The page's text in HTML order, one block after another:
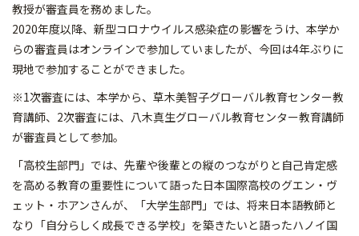
教授が審査員を務めました。
2020年度以降、新型コロナウイルス感染症の影響をうけ、本学か
らの審査員はオンラインで参加していましたが、今回は4年ぶりに
現地で参加することができました。
※1次審査には、本学から、草木美智子グローバル教育センター教
育講師、2次審査には、八木真生グローバル教育センター教育講師
が審査員として参加。
「高校生部門」では、先輩や後輩との縦のつながりと自己肯定感
を高める教育の重要性について語った日本国際高校のグエン・ヴ
ェット・ホアンさんが、「大学生部門」では、将来日本語教師と
なり「自分らしく成長できる学校」を築きたいと語ったハノイ国